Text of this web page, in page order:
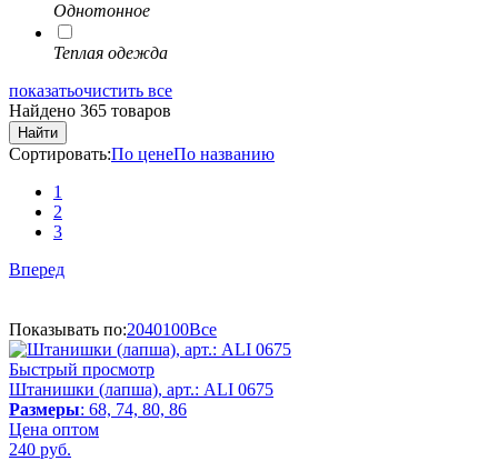
Однотонное
Теплая одежда
показатьочистить все
Найдено 365 товаров
Найти
Сортировать:По ценеПо названию
1
2
3
Вперед
Показывать по:2040100Все
Быстрый просмотр
Штанишки (лапша), арт.: ALI 0675
Размеры: 68, 74, 80, 86
Цена оптом
240 руб.